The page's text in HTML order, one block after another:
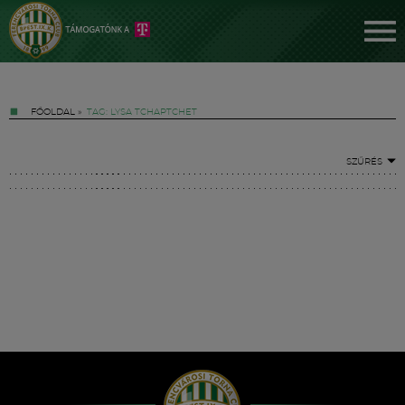
FŐOLDAL » TAG: LYSA TCHAPTCHET
SZŰRÉS
Hírek